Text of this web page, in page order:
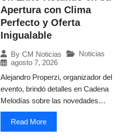
Apertura con Clima
Perfecto y Oferta
Inigualable
By CM Noticias
Noticias
agosto 7, 2026
Alejandro Properzi, organizador del
evento, brindó detalles en Cadena
Melodías sobre las novedades…
Read More